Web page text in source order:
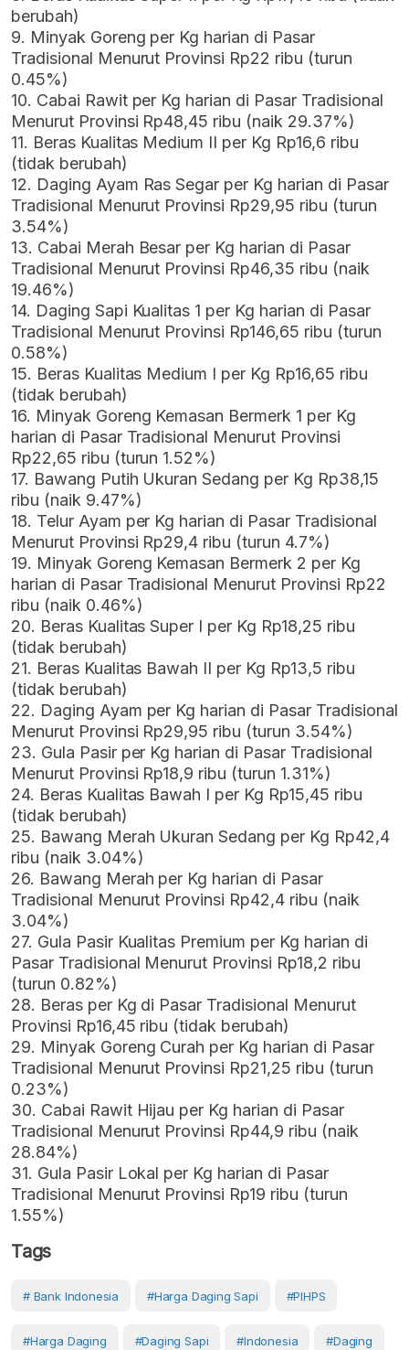
berubah)
9. Minyak Goreng per Kg harian di Pasar
Tradisional Menurut Provinsi Rp22 ribu (turun
0.45%)
10. Cabai Rawit per Kg harian di Pasar Tradisional
Menurut Provinsi Rp48,45 ribu (naik 29.37%)
11. Beras Kualitas Medium II per Kg Rp16,6 ribu
(tidak berubah)
12. Daging Ayam Ras Segar per Kg harian di Pasar
Tradisional Menurut Provinsi Rp29,95 ribu (turun
3.54%)
13. Cabai Merah Besar per Kg harian di Pasar
Tradisional Menurut Provinsi Rp46,35 ribu (naik
19.46%)
14. Daging Sapi Kualitas 1 per Kg harian di Pasar
Tradisional Menurut Provinsi Rp146,65 ribu (turun
0.58%)
15. Beras Kualitas Medium I per Kg Rp16,65 ribu
(tidak berubah)
16. Minyak Goreng Kemasan Bermerk 1 per Kg
harian di Pasar Tradisional Menurut Provinsi
Rp22,65 ribu (turun 1.52%)
17. Bawang Putih Ukuran Sedang per Kg Rp38,15
ribu (naik 9.47%)
18. Telur Ayam per Kg harian di Pasar Tradisional
Menurut Provinsi Rp29,4 ribu (turun 4.7%)
19. Minyak Goreng Kemasan Bermerk 2 per Kg
harian di Pasar Tradisional Menurut Provinsi Rp22
ribu (naik 0.46%)
20. Beras Kualitas Super I per Kg Rp18,25 ribu
(tidak berubah)
21. Beras Kualitas Bawah II per Kg Rp13,5 ribu
(tidak berubah)
22. Daging Ayam per Kg harian di Pasar Tradisional
Menurut Provinsi Rp29,95 ribu (turun 3.54%)
23. Gula Pasir per Kg harian di Pasar Tradisional
Menurut Provinsi Rp18,9 ribu (turun 1.31%)
24. Beras Kualitas Bawah I per Kg Rp15,45 ribu
(tidak berubah)
25. Bawang Merah Ukuran Sedang per Kg Rp42,4
ribu (naik 3.04%)
26. Bawang Merah per Kg harian di Pasar
Tradisional Menurut Provinsi Rp42,4 ribu (naik
3.04%)
27. Gula Pasir Kualitas Premium per Kg harian di
Pasar Tradisional Menurut Provinsi Rp18,2 ribu
(turun 0.82%)
28. Beras per Kg di Pasar Tradisional Menurut
Provinsi Rp16,45 ribu (tidak berubah)
29. Minyak Goreng Curah per Kg harian di Pasar
Tradisional Menurut Provinsi Rp21,25 ribu (turun
0.23%)
30. Cabai Rawit Hijau per Kg harian di Pasar
Tradisional Menurut Provinsi Rp44,9 ribu (naik
28.84%)
31. Gula Pasir Lokal per Kg harian di Pasar
Tradisional Menurut Provinsi Rp19 ribu (turun
1.55%)
Tags
# Bank Indonesia #Harga Daging Sapi #PIHPS
#Harga Daging #Daging Sapi #Indonesia #Daging